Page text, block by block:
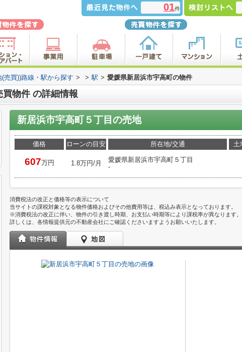
01件
(売買))路線・駅から探す > > 駅 > 愛媛県新居浜市宇高町の物件
物件 の詳細情報
新居浜市宇高町５丁目の売地
価格
607万円
ローンの目安
1.8万円/月
所在地/交通
愛媛県新居浜市宇高町５丁目
-
土
消費税法の改正と価格等の表示について
当サイトの課税対象となる物件価格およびその他費用等は、税込み表示となっております。
※消費税法の改正に伴い、物件の引き渡し時期、お支払い時期等により課税率が異なります。
詳しくは、各情報提供元の不動産会社にご確認くださいますようお願いいたします。